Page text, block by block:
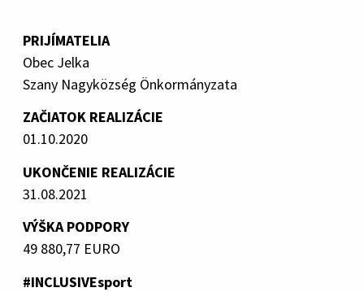
PRIJÍMATELIA
Obec Jelka
Szany Nagyközség Önkormányzata
ZAČIATOK REALIZÁCIE
01.10.2020
UKONČENIE REALIZÁCIE
31.08.2021
VÝŠKA PODPORY
49 880,77 EURO
#INCLUSIVEsport